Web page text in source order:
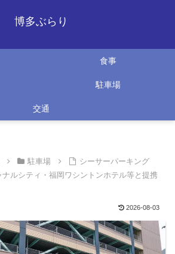
博多ぶらり
食事
駐車場
交通
駐車場
シーサーパーキング
ナルシティ・福岡ワシントンホテル等と提携
2026-08-03